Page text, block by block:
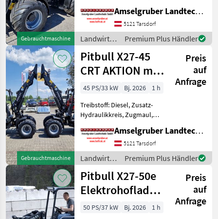
Thaler
Schäffer
Fuchs
Giant
Alle 51
anzeigen
MARKTPLATZ
Marktplatz Händlerangebote Kleinanzeigen
Gebrauchtmaschine
Das Kraftpaket aus Holland!
Neu im Generalvertrieb von
Amselgruber Landtechnik!
Neben unsere
Amselgruber Landtechnik GmbH
5121 Tarsdorf
Landwirtsch.
Motorfahrzeuge
/ Pitbull
Premium Plus Händler
Gebrauchtmaschine
Pitbull X27-45
CRT AKTION mit
Österreichpaket
Preis
auf
Anfrage
45 PS/33 kW Bj. 2026
1 h
Treibstoff: Diesel, Zusatz-
Hydraulikkreis, Zugmaul,
hydr. Geräteverriegelung
Das Kraftpaket aus Holland!
Exklusiv bei Amselgruber
Landtechnik! Nebe
Amselgruber Landtechnik GmbH
5121 Tarsdorf
Landwirtsch.
Motorfahrzeuge
/ Pitbull
Premium Plus Händler
Pitbull X27-50e
Elektrohoflader
- der Stärkste!
Preis
auf
Anfrage
50 PS/37 kW Bj. 2026
1 h